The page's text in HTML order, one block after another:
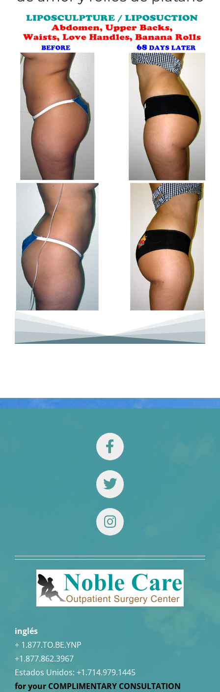
inglés
+ 1.877.TO.BE.YNP
+1.877.862.3967
Estados Unidos: +1.714.979.1445
for your COMPLIMENTARY CONSULTATION